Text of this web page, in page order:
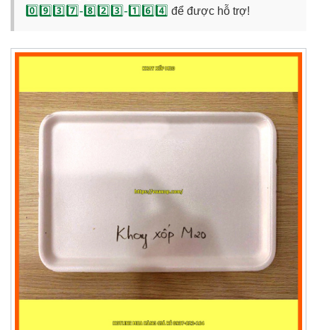
0️⃣9️⃣3️⃣7️⃣-8️⃣2️⃣3️⃣-1️⃣6️⃣4️⃣ để được hỗ trợ!